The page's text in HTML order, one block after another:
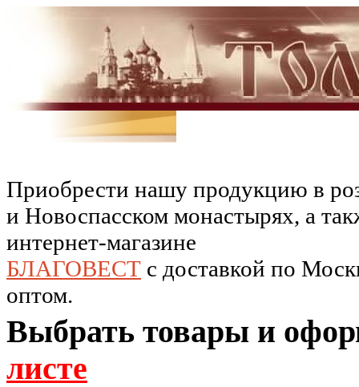
Приобрести нашу продукцию в
и Новоспасском монастырях, а
интернет-магазине
БЛАГОВЕСТ c доставкой по
оптом.
Выбрать товары и
листе